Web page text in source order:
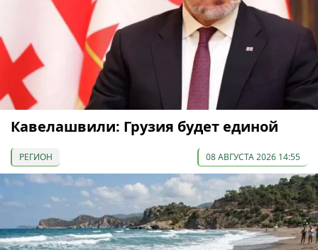
Кавелашвили: Грузия будет единой
РЕГИОН 08 АВГУСТА 2026 14:55